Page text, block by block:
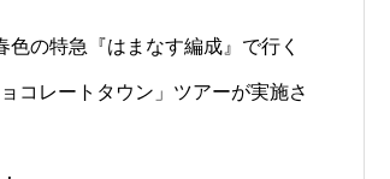
色の特急『はまなす編成』で行く
コレートタウン」ツアーが実施さ